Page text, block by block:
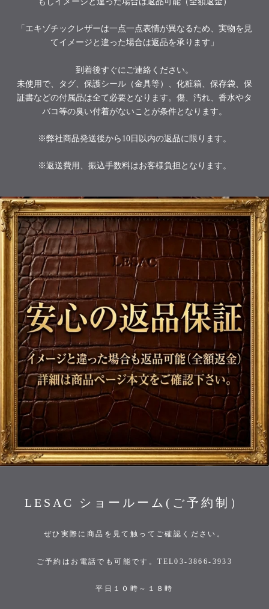
「エキゾチックレザーは一点一点表情が異なるため、実物を見
てイメージと違った場合は返品を承ります」
到着後すぐにご連絡ください。
未使用で、タグ、保護シール（金具等）、化粧箱、保存袋、保
証書などの付属品は全て必要となります。傷、汚れ、香水やタ
バコ等の臭い付着がないことが条件となります。
※弊社商品発送後から10日以内の返品に限ります。
※返送費用、振込手数料はお客様負担となります。
LESAC ショールーム(ご予約制）
ぜひ実際に商品を見て触ってご確認ください。
ご予約はお電話でも可能です。TEL03-3866-3933
平日１０時～１８時